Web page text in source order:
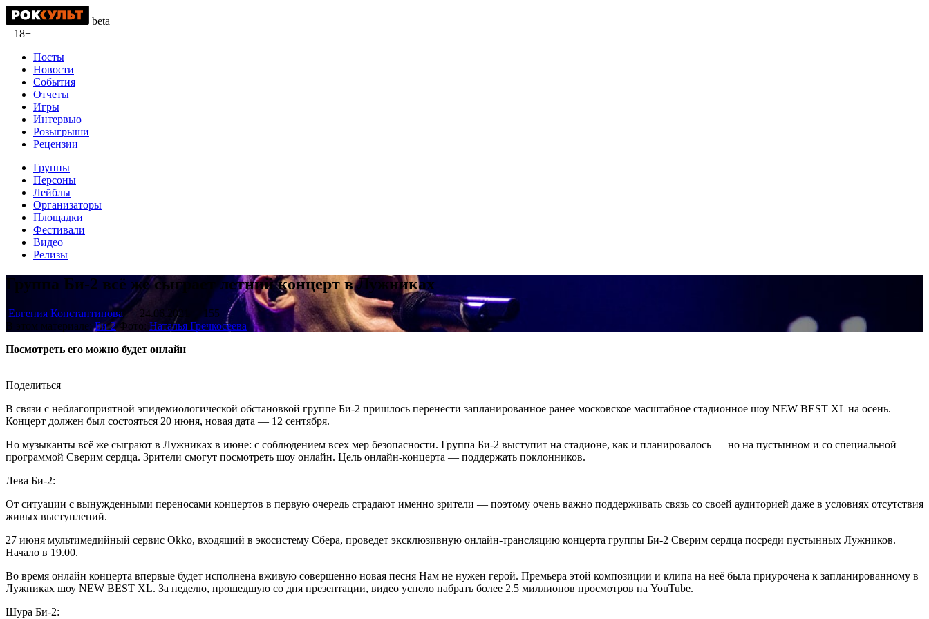
beta
18+
Посты
Новости
События
Отчеты
Игры
Интервью
Розыгрыши
Рецензии
Группы
Персоны
Лейблы
Организаторы
Площадки
Фестивали
Видео
Релизы
Группа Би-2 всё же сыграет летний концерт в Лужниках
Евгения Константинова 24.06.2021
155
В этом материале:Би-2 Фото: Наталья Гречкосеева
Посмотреть его можно будет онлайн
Поделиться
В связи с неблагоприятной эпидемиологической обстановкой группе Би-2 пришлось перенести запланированное ранее московское масштабное стадионное шоу NEW BEST XL на осень.
Концерт должен был состояться 20 июня, новая дата — 12 сентября.
Но музыканты всё же сыграют в Лужниках в июне: с соблюдением всех мер безопасности. Группа Би-2 выступит на стадионе, как и планировалось — но на пустынном и со специальной
программой Сверим сердца. Зрители смогут посмотреть шоу онлайн. Цель онлайн-концерта — поддержать поклонников.
Лева Би-2:
От ситуации с вынужденными переносами концертов в первую очередь страдают именно зрители — поэтому очень важно поддерживать связь со своей аудиторией даже в условиях отсутствия
живых выступлений.
27 июня мультимедийный сервис Okko, входящий в экосистему Сбера, проведет эксклюзивную онлайн-трансляцию концерта группы Би-2 Сверим сердца посреди пустынных Лужников.
Начало в 19.00.
Во время онлайн концерта впервые будет исполнена вживую совершенно новая песня Нам не нужен герой. Премьера этой композиции и клипа на неё была приурочена к запланированному в
Лужниках шоу NEW BEST XL. За неделю, прошедшую со дня презентации, видео успело набрать более 2.5 миллионов просмотров на YouTube.
Шура Би-2: